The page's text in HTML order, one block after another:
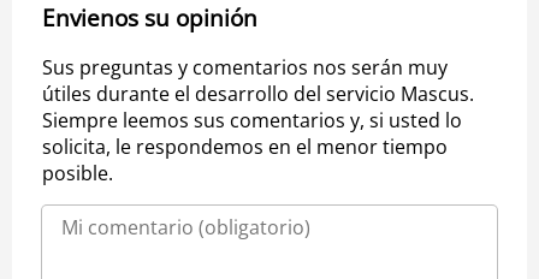
Envienos su opinión
Sus preguntas y comentarios nos serán muy
útiles durante el desarrollo del servicio Mascus.
Siempre leemos sus comentarios y, si usted lo
solicita, le respondemos en el menor tiempo
posible.